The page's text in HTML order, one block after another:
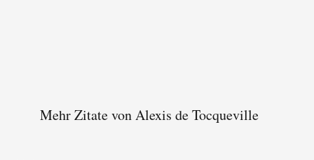
Mehr Zitate von Alexis de Tocqueville